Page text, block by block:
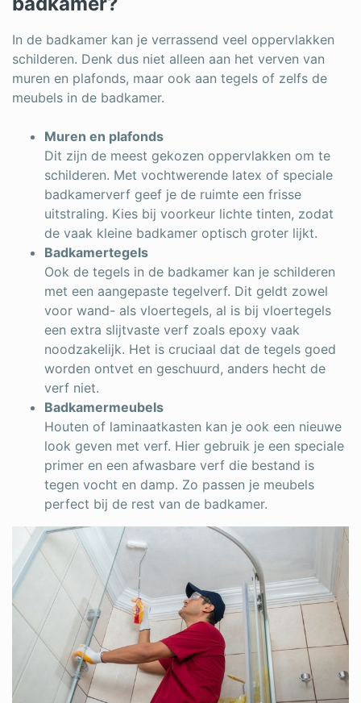
In de badkamer kan je verrassend veel oppervlakken
schilderen. Denk dus niet alleen aan het verven van
muren en plafonds, maar ook aan tegels of zelfs de
meubels in de badkamer.
Muren en plafonds
Dit zijn de meest gekozen oppervlakken om te
schilderen. Met vochtwerende latex of speciale
badkamerverf geef je de ruimte een frisse
uitstraling. Kies bij voorkeur lichte tinten, zodat
de vaak kleine badkamer optisch groter lijkt.
Badkamertegels
Ook de tegels in de badkamer kan je schilderen
met een aangepaste tegelverf. Dit geldt zowel
voor wand- als vloertegels, al is bij vloertegels
een extra slijtvaste verf zoals epoxy vaak
noodzakelijk. Het is cruciaal dat de tegels goed
worden ontvet en geschuurd, anders hecht de
verf niet.
Badkamermeubels
Houten of laminaatkasten kan je ook een nieuwe
look geven met verf. Hier gebruik je een speciale
primer en een afwasbare verf die bestand is
tegen vocht en damp. Zo passen je meubels
perfect bij de rest van de badkamer.